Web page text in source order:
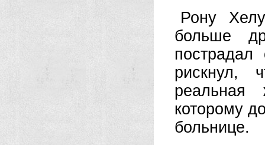
Рону
больше
пострадал
рискнул,
которому
больнице.